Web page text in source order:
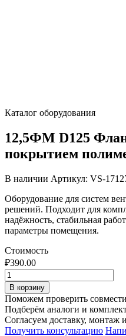
Каталог оборудования
12,5ФМ D125
покрытием
В наличии Артикул: VS-
Оборудование для систем
решений. Подходит для
надёжность, стабильная
параметры помещения.
Стоимость
₽390.00
Количество
товара
12,5ФМ
D125
Фланец
стальной
В корзину
Поможем проверить
Подберём аналоги и
Согласуем доставку, монтаж
Получить консультацию